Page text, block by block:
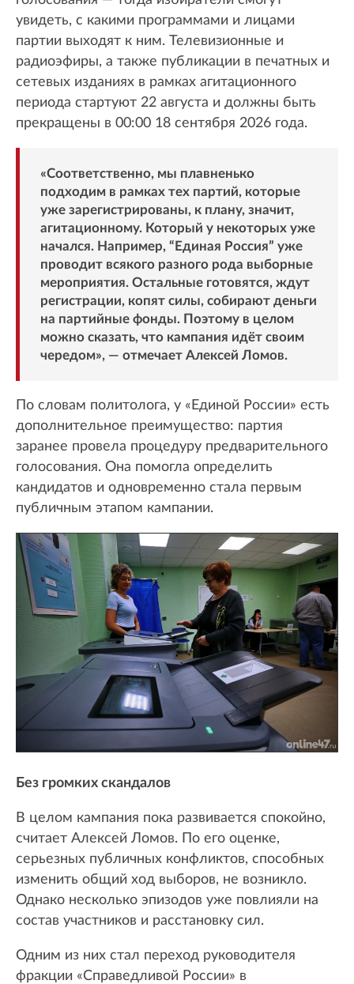
увидеть, с какими программами и лицами
партии выходят к ним. Телевизионные и
радиоэфиры, а также публикации в печатных и
сетевых изданиях в рамках агитационного
периода стартуют 22 августа и должны быть
прекращены в 00:00 18 сентября 2026 года.
«Соответственно, мы плавненько
подходим в рамках тех партий, которые
уже зарегистрированы, к плану, значит,
агитационному. Который у некоторых уже
начался. Например, “Единая Россия” уже
проводит всякого разного рода выборные
мероприятия. Остальные готовятся, ждут
регистрации, копят силы, собирают деньги
на партийные фонды. Поэтому в целом
можно сказать, что кампания идёт своим
чередом», — отмечает Алексей Ломов.
По словам политолога, у «Единой России» есть
дополнительное преимущество: партия
заранее провела процедуру предварительного
голосования. Она помогла определить
кандидатов и одновременно стала первым
публичным этапом кампании.
Без громких скандалов
В целом кампания пока развивается спокойно,
считает Алексей Ломов. По его оценке,
серьезных публичных конфликтов, способных
изменить общий ход выборов, не возникло.
Однако несколько эпизодов уже повлияли на
состав участников и расстановку сил.
Одним из них стал переход руководителя
фракции «Справедливой России» в